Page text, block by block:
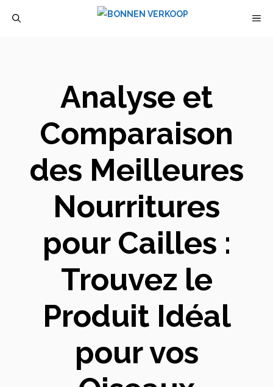
Analyse et
Comparaison
des Meilleures
Nourritures
pour Cailles :
Trouvez le
Produit Idéal
pour vos